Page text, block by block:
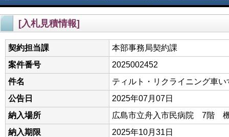
[入札見積情報]
契約担当課
本部事務局契約課
案件番号
2025002452
件名
ティルト・リクライニング車
公告日
2025年07月07日
納入場所
広島市立舟入市民病院 7階
納入期限
2025年10月31日